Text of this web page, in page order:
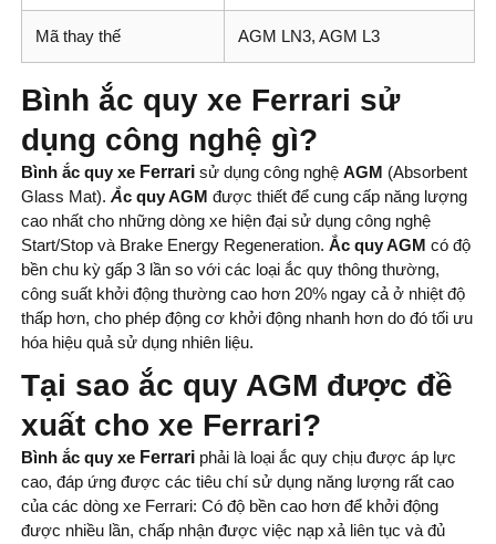
Mã thay thế AGM LN3, AGM L3
Bình ắc quy xe Ferrari sử
dụng công nghệ gì?
Bình ắc quy xe Ferrari sử dụng công nghệ AGM (Absorbent
Glass Mat). Ắc quy AGM được thiết để cung cấp năng lượng
cao nhất cho những dòng xe hiện đại sử dụng công nghệ
Start/Stop và Brake Energy Regeneration. Ắc quy AGM có độ
bền chu kỳ gấp 3 lần so với các loại ắc quy thông thường,
công suất khởi động thường cao hơn 20% ngay cả ở nhiệt độ
thấp hơn, cho phép động cơ khởi động nhanh hơn do đó tối ưu
hóa hiệu quả sử dụng nhiên liệu.
Tại sao ắc quy AGM được đề
xuất cho xe Ferrari?
Bình ắc quy xe Ferrari phải là loại ắc quy chịu được áp lực
cao, đáp ứng được các tiêu chí sử dụng năng lượng rất cao
của các dòng xe Ferrari: Có độ bền cao hơn để khởi động
được nhiều lần, chấp nhận được việc nạp xả liên tục và đủ